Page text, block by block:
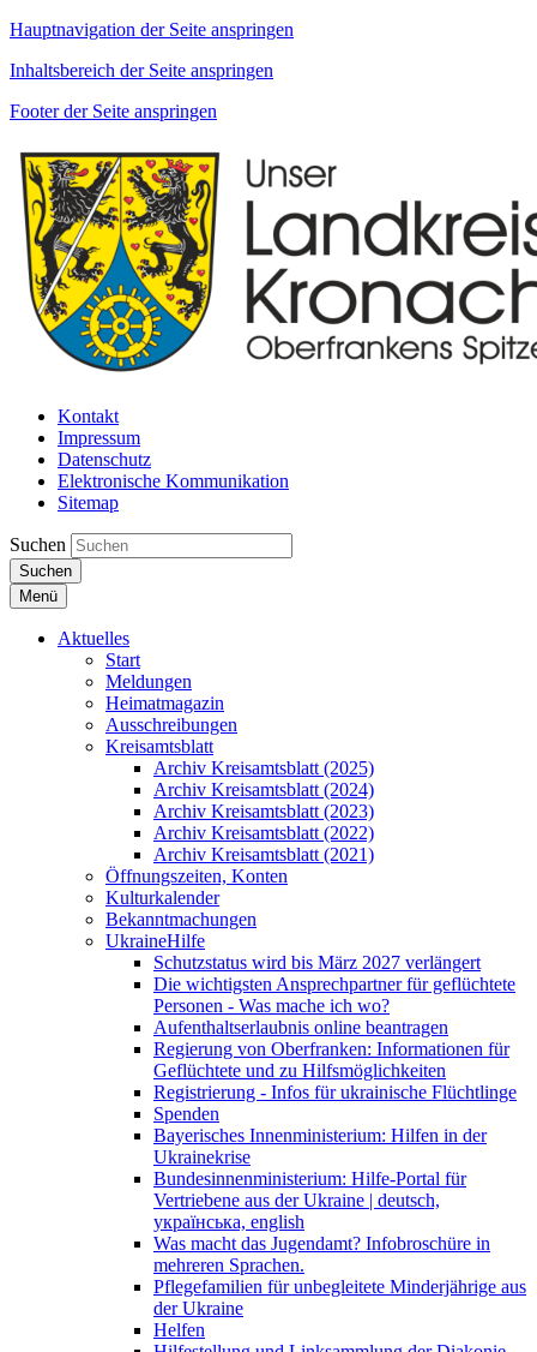
Hauptnavigation der Seite anspringen
Inhaltsbereich der Seite anspringen
Footer der Seite anspringen
Kontakt
Impressum
Datenschutz
Elektronische Kommunikation
Sitemap
Suchen
Suchen
Menü
Aktuelles
Start
Meldungen
Heimatmagazin
Ausschreibungen
Kreisamtsblatt
Archiv Kreisamtsblatt (2025)
Archiv Kreisamtsblatt (2024)
Archiv Kreisamtsblatt (2023)
Archiv Kreisamtsblatt (2022)
Archiv Kreisamtsblatt (2021)
Öffnungszeiten, Konten
Kulturkalender
Bekanntmachungen
UkraineHilfe
Schutzstatus wird bis März 2027 verlängert
Die wichtigsten Ansprechpartner für geflüchtete
Personen - Was mache ich wo?
Aufenthaltserlaubnis online beantragen
Regierung von Oberfranken: Informationen für
Geflüchtete und zu Hilfsmöglichkeiten
Registrierung - Infos für ukrainische Flüchtlinge
Spenden
Bayerisches Innenministerium: Hilfen in der
Ukrainekrise
Bundesinnenministerium: Hilfe-Portal für
Vertriebene aus der Ukraine | deutsch,
українська, english
Was macht das Jugendamt? Infobroschüre in
mehreren Sprachen.
Pflegefamilien für unbegleitete Minderjährige aus
der Ukraine
Helfen